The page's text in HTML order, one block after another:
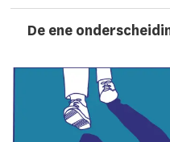
De ene